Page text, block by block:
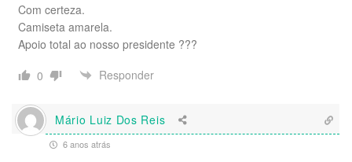
Com certeza.
Camiseta amarela.
Apoio total ao nosso presidente ???
0
Responder
Mário Luiz Dos Reis
6 anos atrás